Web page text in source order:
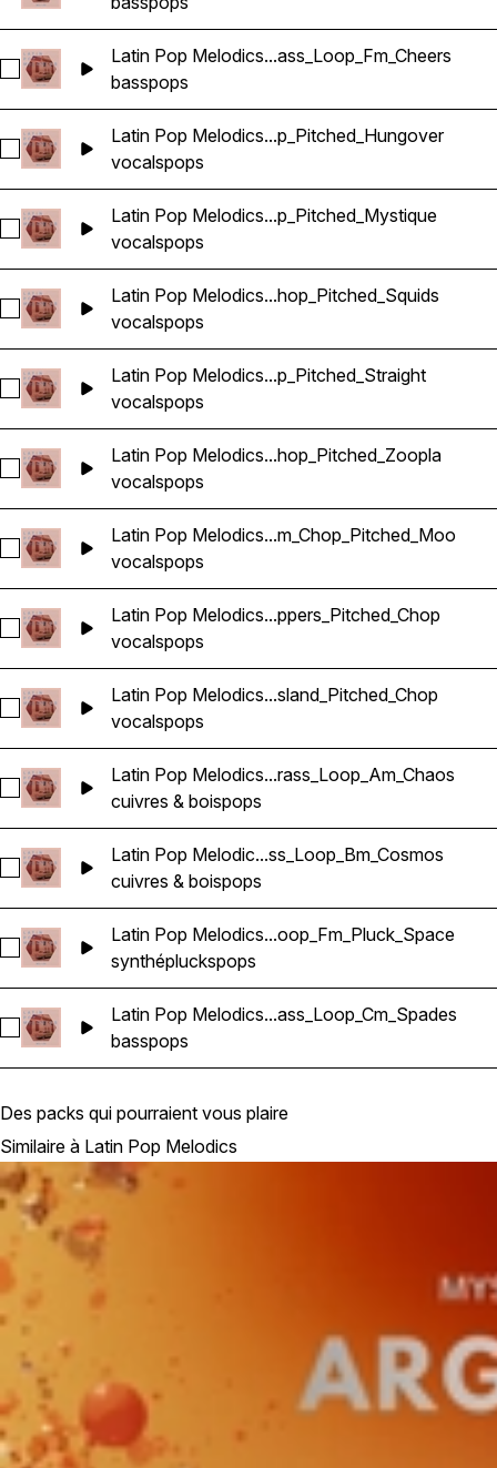
Sélectionnez Latin Pop
Latin Pop Melodics...ass_Loop_Fm_Cheers
basspops
Sélectionnez Latin Pop
Latin Pop Melodics...p_Pitched_Hungover
vocalspops
Sélectionnez Latin Pop
Latin Pop Melodics...p_Pitched_Mystique
vocalspops
Sélectionnez Latin Pop
Latin Pop Melodics...hop_Pitched_Squids
vocalspops
Sélectionnez Latin Pop
Latin Pop Melodics...p_Pitched_Straight
vocalspops
Sélectionnez Latin Pop
Latin Pop Melodics...hop_Pitched_Zoopla
vocalspops
Sélectionnez Latin Pop
Latin Pop Melodics...m_Chop_Pitched_Moo
vocalspops
Sélectionnez Latin Pop
Latin Pop Melodics...ppers_Pitched_Chop
vocalspops
Sélectionnez Latin Pop
Latin Pop Melodics...sland_Pitched_Chop
vocalspops
Sélectionnez Latin Pop
Latin Pop Melodics...rass_Loop_Am_Chaos
cuivres & boispops
Sélectionnez Latin Pop
Latin Pop Melodic...ss_Loop_Bm_Cosmos
cuivres & boispops
Sélectionnez Latin Pop
Latin Pop Melodics...oop_Fm_Pluck_Space
synthépluckspops
Sélectionnez Latin Pop
Latin Pop Melodics...ass_Loop_Cm_Spades
basspops
Des packs qui pourraient vous plaire
Similaire à Latin Pop Melodics